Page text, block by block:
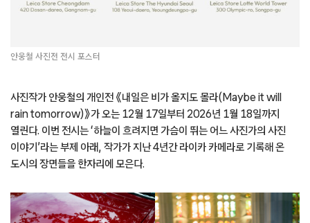
안웅철 사진전 전시 포스터
사진작가 안웅철의 개인전 《내일은 비가 올지도 몰라(Maybe it will
rain tomorrow)》가 오는 12월 17일부터 2026년 1월 18일까지
열린다. 이번 전시는 ‘하늘이 흐려지면 가슴이 뛰는 어느 사진가의 사진
이야기’라는 부제 아래, 작가가 지난 4년간 라이카 카메라로 기록해 온
도시의 장면들을 한자리에 모은다.